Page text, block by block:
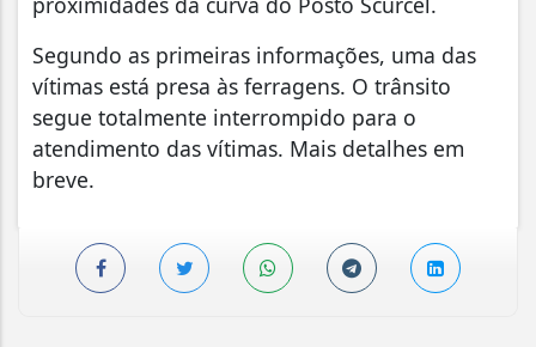
Segundo as primeiras informações, uma das
vítimas está presa às ferragens. O trânsito
segue totalmente interrompido para o
atendimento das vítimas. Mais detalhes em
breve.